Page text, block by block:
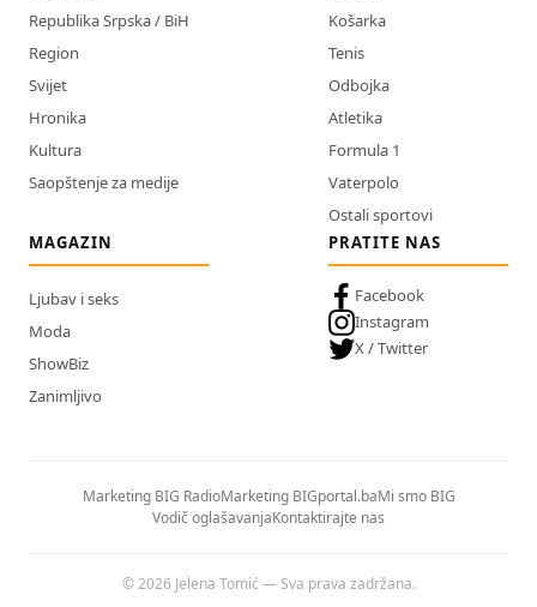
Republika Srpska / BiH
Region
Svijet
Hronika
Kultura
Saopštenje za medije
Košarka
Tenis
Odbojka
Atletika
Formula 1
Vaterpolo
Ostali sportovi
MAGAZIN
Ljubav i seks
Moda
ShowBiz
Zanimljivo
PRATITE NAS
Facebook
Instagram
X / Twitter
Marketing BIG RadioMarketing BIGportal.baMi smo BIG
Vodič oglašavanjaKontaktirajte nas
© 2026 Jelena Tomić — Sva prava zadržana.